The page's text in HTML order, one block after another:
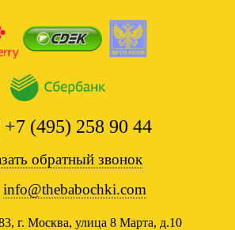
+7 (495) 258 90 44
обратный звонок
info@thebabochki.com
г. Москва, улица 8 Марта, д.10